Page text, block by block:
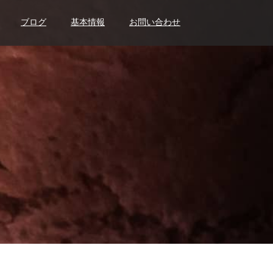
ブログ 基本情報 お問い合わせ